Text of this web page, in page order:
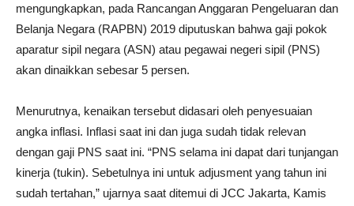
mengungkapkan, pada Rancangan Anggaran Pengeluaran dan
Belanja Negara (RAPBN) 2019 diputuskan bahwa gaji pokok
aparatur sipil negara (ASN) atau pegawai negeri sipil (PNS)
akan dinaikkan sebesar 5 persen.
Menurutnya, kenaikan tersebut didasari oleh penyesuaian
angka inflasi. Inflasi saat ini dan juga sudah tidak relevan
dengan gaji PNS saat ini. “PNS selama ini dapat dari tunjangan
kinerja (tukin). Sebetulnya ini untuk adjusment yang tahun ini
sudah tertahan,” ujarnya saat ditemui di JCC Jakarta, Kamis